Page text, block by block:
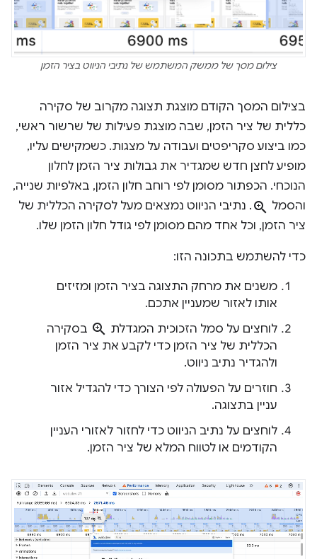
צילום מסך של ממשק המשתמש של נתיבי הניווט בציר הזמן
בצילום המסך הקודם מוצגת תצוגה מקרוב של סקירה
כללית של ציר הזמן, שבה מוצגת פעילות של שרשור ראשי,
כמו ביצוע סקריפטים ועבודה על מצגות. כשמקישים עליו,
מופיע לחצן חדש שמגדיר את גבולות ציר הזמן לחלון
הנוכחי. הכפתור מסומן לפי רוחב חלון הזמן, באלפיות שנייה,
והסמל zoom_in . נתיבי הניווט נמצאים מעל לסקירה הכללית של
ציר הזמן, וכל אחד מהם מסומן לפי גודל חלון הזמן שלו.
כדי להשתמש בתכונה הזו:
משנים את מרחק התצוגה בציר הזמן ומזיזים
אותו לאזור שמעניין אתכם.
לוחצים על סמל הזכוכית המגדלת zoom_in בסקירה
הכללית של ציר הזמן כדי לקבע את ציר הזמן
ולהגדיר נתיב ניווט.
חוזרים על הפעולה לפי הצורך כדי להגדיל אזור
עניין בתצוגה.
לוחצים על נתיב הניווט כדי לחזור לאזורי העניין
הקודמים או לטווח המלא של ציר הזמן.